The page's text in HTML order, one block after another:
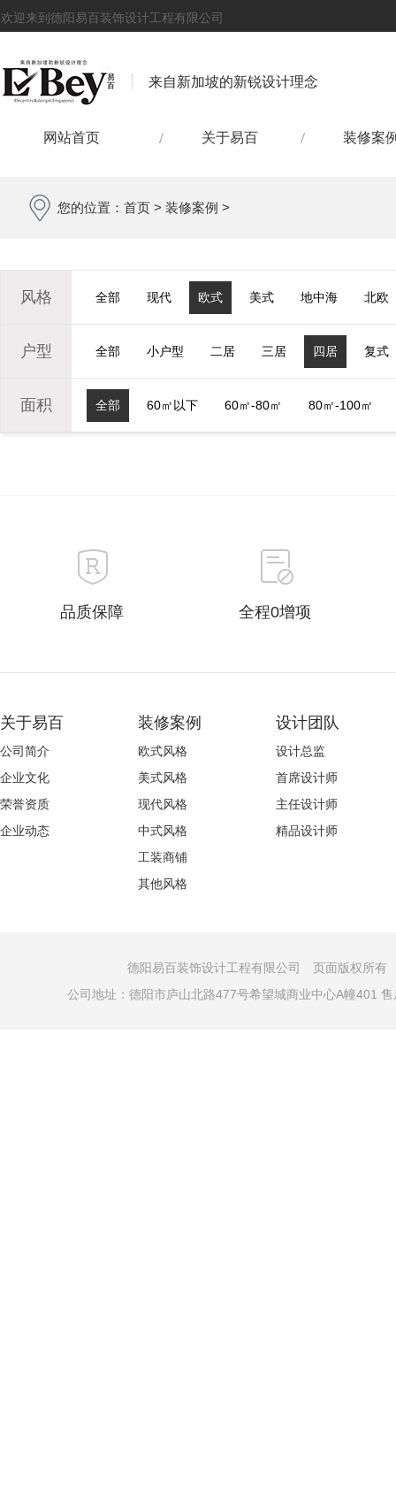
欢迎来到德阳易百装饰设计工程有限公司
来自新加坡的新锐设计理念
网站首页 关于易百 装修案
您的位置： 首页 > 装修案例 >
风格 全部 现代 欧式 美式 地中海 北欧
户型 全部 小户型 二居 三居 四居 复式
面积 全部 60㎡以下 60㎡-80㎡ 80㎡-100㎡
品质保障 全程0增项
关于易百
公司简介
企业文化
荣誉资质
企业动态
装修案例
欧式风格
美式风格
现代风格
中式风格
工装商铺
其他风格
设计团队
设计总监
首席设计师
主任设计师
精品设计师
德阳易百装饰设计工程有限公司 页面版权所
公司地址：德阳市庐山北路477号希望城商业中心A幢401